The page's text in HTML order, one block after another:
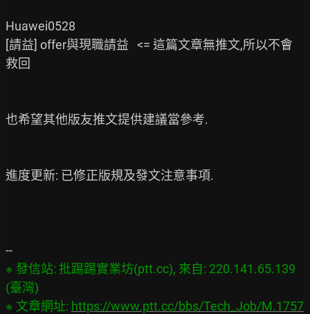
Huawei0528
[請益] offer與現職請益   <= 這篇文章無推文,所以不會
救回
也希望其他版友推文提供建議當參考.
進度更新: 已修正版規及發文注意事項.
※ 發信站: 批踢踢實業坊(ptt.cc), 來自: 220.141.65.139
(臺灣)
※ 文章網址: https://www.ptt.cc/bbs/Tech_Job/M.1757